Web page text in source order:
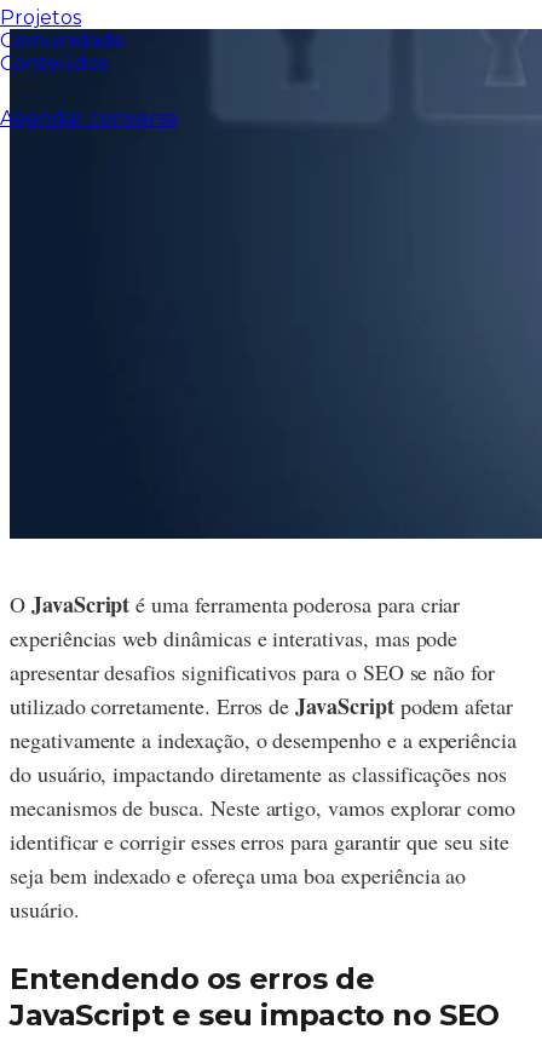
Projetos
Comunidade
Conteúdos
Agendar conversa
O JavaScript é uma ferramenta poderosa para criar
experiências web dinâmicas e interativas, mas pode
apresentar desafios significativos para o SEO se não for
utilizado corretamente. Erros deJavaScriptpodem afetar
negativamente a indexação, o desempenho e a experiência
do usuário, impactando diretamente as classificações nos
mecanismos de busca. Neste artigo, vamos explorar como
identificar e corrigir esses erros para garantir que seu site
seja bem indexado e ofereça uma boa experiência ao
usuário.
Entendendo os erros de
JavaScript e seu impacto no SEO